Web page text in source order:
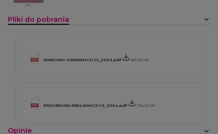
Pliki do pobrania
WARUNKI-GWARANCJI-12_2024.pdf 855.23 kB
PROCEDURA-REKLAMACJI-12_2024.pdf 734.10 kB
Opinie